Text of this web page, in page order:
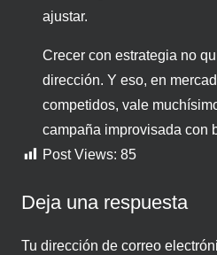
ajustar.
Crecer con estrategia no
dirección. Y eso, en
competidos, vale
campaña improvisada con
Post Views: 85
Deja una respuesta
Tu dirección de correo